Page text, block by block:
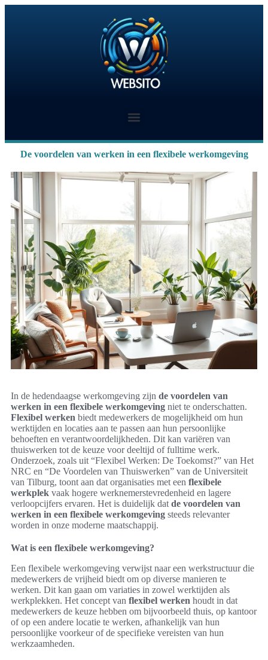
De voordelen van werken in een flexibele werkomgeving
In de hedendaagse werkomgeving zijn de voordelen van
werken in een flexibele werkomgeving niet te onderschatten.
Flexibel werken biedt medewerkers de mogelijkheid om hun
werktijden en locaties aan te passen aan hun persoonlijke
behoeften en verantwoordelijkheden. Dit kan variëren van
thuiswerken tot de keuze voor deeltijd of fulltime werk.
Onderzoek, zoals uit “Flexibel Werken: De Toekomst?” van Het
NRC en “De Voordelen van Thuiswerken” van de Universiteit
van Tilburg, toont aan dat organisaties met een flexibele
werkplek vaak hogere werknemerstevredenheid en lagere
verloopcijfers ervaren. Het is duidelijk dat de voordelen van
werken in een flexibele werkomgeving steeds relevanter
worden in onze moderne maatschappij.
Wat is een flexibele werkomgeving?
Een flexibele werkomgeving verwijst naar een werkstructuur die
medewerkers de vrijheid biedt om op diverse manieren te
werken. Dit kan gaan om variaties in zowel werktijden als
werkplekken. Het concept van flexibel werken houdt in dat
medewerkers de keuze hebben om bijvoorbeeld thuis, op kantoor
of op een andere locatie te werken, afhankelijk van hun
persoonlijke voorkeur of de specifieke vereisten van hun
werkzaamheden.